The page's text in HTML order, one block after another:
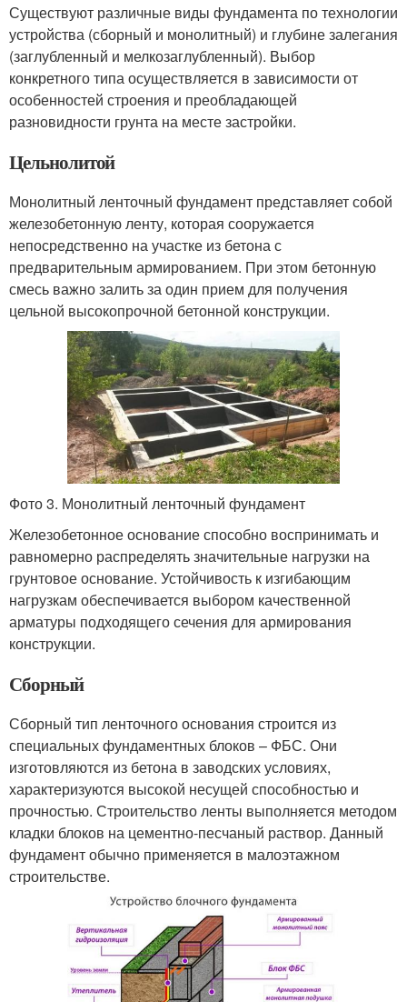
Существуют различные виды фундамента по технологии
устройства (сборный и монолитный) и глубине залегания
(заглубленный и мелкозаглубленный). Выбор
конкретного типа осуществляется в зависимости от
особенностей строения и преобладающей
разновидности грунта на месте застройки.
Цельнолитой
Монолитный ленточный фундамент представляет собой
железобетонную ленту, которая сооружается
непосредственно на участке из бетона с
предварительным армированием. При этом бетонную
смесь важно залить за один прием для получения
цельной высокопрочной бетонной конструкции.
Фото 3. Монолитный ленточный фундамент
Железобетонное основание способно воспринимать и
равномерно распределять значительные нагрузки на
грунтовое основание. Устойчивость к изгибающим
нагрузкам обеспечивается выбором качественной
арматуры подходящего сечения для армирования
конструкции.
Сборный
Сборный тип ленточного основания строится из
специальных фундаментных блоков – ФБС. Они
изготовляются из бетона в заводских условиях,
характеризуются высокой несущей способностью и
прочностью. Строительство ленты выполняется методом
кладки блоков на цементно-песчаный раствор. Данный
фундамент обычно применяется в малоэтажном
строительстве.